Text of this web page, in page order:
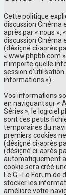
Cette politique
discussion Cinéma
après par « nous »,
discussion Cinéma
(désigné ci-après
« www.phpbb.com
n’importe quelle
session
informations »).
Vos informations
en naviguant sur «
Séries », le logiciel
sont des petits
temporaires du
premiers cookies
(désigné ci-après
(désigné ci-après
automatiquement
cookie sera créé
Le G - Le Forum
stocker les
améliore votre